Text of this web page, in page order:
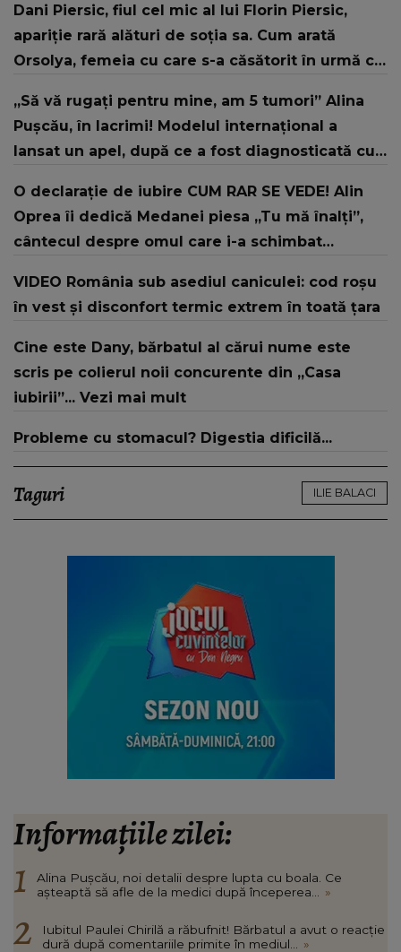
Dani Piersic, fiul cel mic al lui Florin Piersic,
apariție rară alături de soția sa. Cum arată
Orsolya, femeia cu care s-a căsătorit în urmă cu
„Să vă rugați pentru mine, am 5 tumori” Alina
Pușcău, în lacrimi! Modelul internațional a
lansat un apel, după ce a fost diagnosticată cu
O declarație de iubire CUM RAR SE VEDE! Alin
Oprea îi dedică Medanei piesa „Tu mă înalți”,
cântecul despre omul care i-a schimbat
iubit cu bunătate și răbdare, până când omul
din mine și-a regăsit pacea"
VIDEO România sub asediul caniculei: cod roșu
în vest și disconfort termic extrem în toată țara
Cine este Dany, bărbatul al cărui nume este
scris pe colierul noii concurente din „Casa
iubirii”... Vezi mai mult
Probleme cu stomacul? Digestia dificilă...
Taguri ILIE BALACI
Informațiile zilei:
Alina Pușcău, noi detalii despre lupta cu boala. Ce
așteaptă să afle de la medici după începerea...
»
Iubitul Paulei Chirilă a răbufnit! Bărbatul a avut o reacție
dură după comentariile primite în mediul...
»